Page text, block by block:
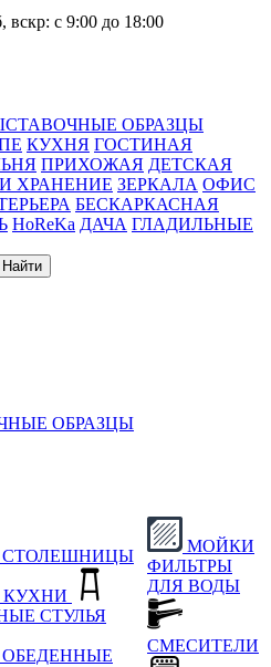
вскр: с 9:00 до 18:00
ОБРАЗЦЫ
КУХНЯ ГОСТИНАЯ
ПРИХОЖАЯ ДЕТСКАЯ
ХРАНЕНИЕ ЗЕРКАЛА ОФИС
БЕСКАРКАСНАЯ
HoReKa ДАЧА ГЛАДИЛЬНЫЕ
Найти
ОБРАЗЦЫ
СТОЛЕШНИЦЫ
КУХНИ
СТУЛЬЯ
ОБЕДЕННЫЕ
МОЙКИ
ФИЛЬТРЫ
ДЛЯ ВОДЫ
СМЕСИТЕЛИ